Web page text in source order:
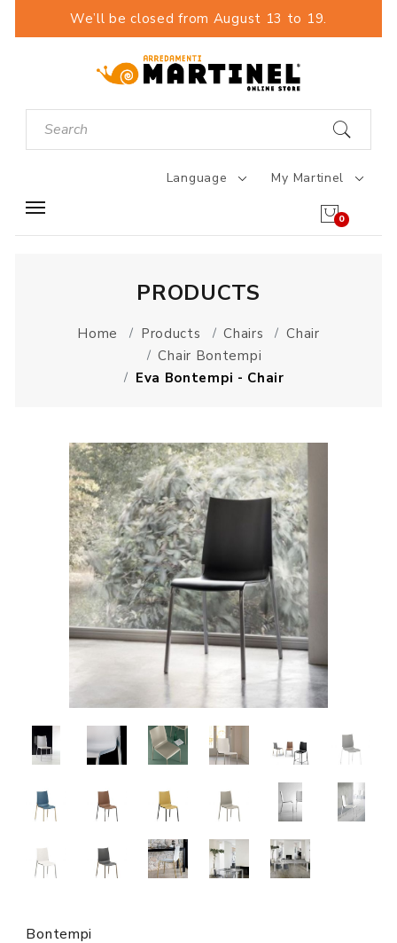
We’ll be closed from August 13 to 19.
Language My Martinel
0
PRODUCTS
Home Products Chairs
Chair
Chair Bontempi
Eva Bontempi - Chair
Bontempi